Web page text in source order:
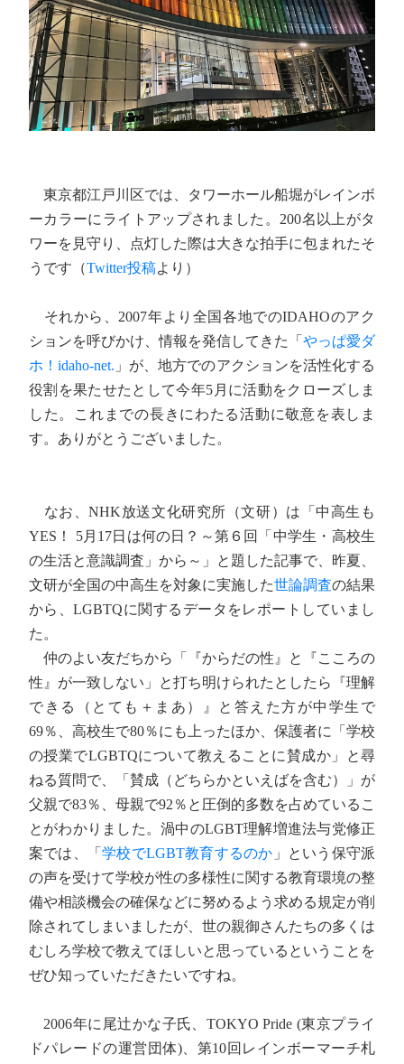
東京都江戸川区では、タワーホール船堀がレインボ
ーカラーにライトアップされました。200名以上がタ
ワーを見守り、点灯した際は大きな拍手に包まれたそ
うです（Twitter投稿より）
それから、2007年より全国各地でのIDAHOのアク
ションを呼びかけ、情報を発信してきた「 やっぱ愛ダ
ホ！idaho-net. 」が、地方でのアクションを活性化する
役割を果たせたとして今年5月に活動をクローズしま
した。これまでの長きにわたる活動に敬意を表しま
す。ありがとうございました。
なお、NHK放送文化研究所（文研）は「中高生も
YES！ 5月17日は何の日？～第６回「中学生・高校生
の生活と意識調査」から～」と題した記事で、昨夏、
文研が全国の中高生を対象に実施した世論調査の結果
から、LGBTQに関するデータをレポートしていまし
た。
仲のよい友だちから「『からだの性』と『こころの
性』が一致しない」と打ち明けられたとしたら『理解
できる（とても＋まあ）』と答えた方が中学生で
69％、高校生で80％にも上ったほか、保護者に「学校
の授業でLGBTQについて教えることに賛成か」と尋
ねる質問で、「賛成（どちらかといえばを含む）」が
父親で83％、母親で92％と圧倒的多数を占めているこ
とがわかりました。渦中のLGBT理解増進法与党修正
案では、「学校でLGBT教育するのか 」という保守派
の声を受けて学校が性の多様性に関する教育環境の整
備や相談機会の確保などに努めるよう求める規定が削
除されてしまいましたが、世の親御さんたちの多くは
むしろ学校で教えてほしいと思っているということを
ぜひ知っていただきたいですね。
2006年に尾辻かな子氏、TOKYO Pride (東京プライ
ドパレードの運営団体)、第10回レインボーマーチ札